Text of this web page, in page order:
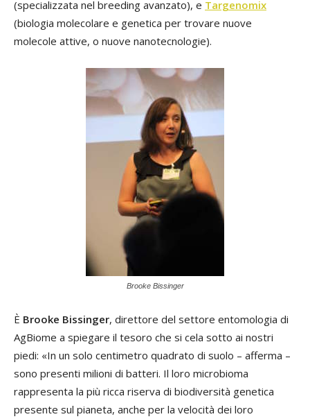
(specializzata nel breeding avanzato), e Targenomix
(biologia molecolare e genetica per trovare nuove
molecole attive, o nuove nanotecnologie).
Brooke Bissinger
È Brooke Bissinger, direttore del settore entomologia di
AgBiome a spiegare il tesoro che si cela sotto ai nostri
piedi: «In un solo centimetro quadrato di suolo – afferma –
sono presenti milioni di batteri. Il loro microbioma
rappresenta la più ricca riserva di biodiversità genetica
presente sul pianeta, anche per la velocità dei loro